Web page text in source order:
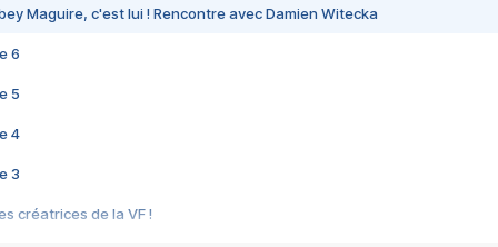
Maguire, c'est lui ! Rencontre avec Damien Witecka
6
5
4
3
créatrices de la VF !